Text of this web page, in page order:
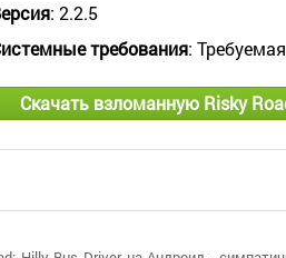
: 2.2.5
требования:
Скачать взломанную Risky